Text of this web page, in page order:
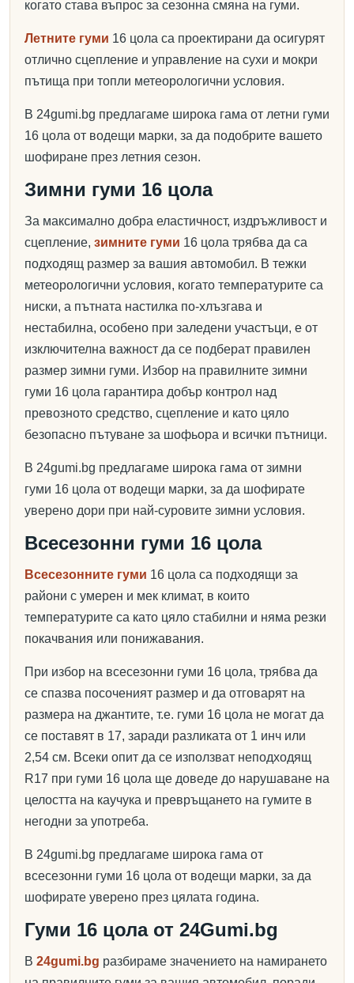
когато става въпрос за сезонна смяна на гуми.
Летните гуми 16 цола са проектирани да осигурят
отлично сцепление и управление на сухи и мокри
пътища при топли метеорологични условия.
В 24gumi.bg предлагаме широка гама от летни гуми
16 цола от водещи марки, за да подобрите вашето
шофиране през летния сезон.
Зимни гуми 16 цола
За максимално добра еластичност, издръжливост и
сцепление, зимните гуми 16 цола трябва да са
подходящ размер за вашия автомобил. В тежки
метеорологични условия, когато температурите са
ниски, а пътната настилка по-хлъзгава и
нестабилна, особено при заледени участъци, е от
изключителна важност да се подберат правилен
размер зимни гуми. Избор на правилните зимни
гуми 16 цола гарантира добър контрол над
превозното средство, сцепление и като цяло
безопасно пътуване за шофьора и всички пътници.
В 24gumi.bg предлагаме широка гама от зимни
гуми 16 цола от водещи марки, за да шофирате
уверено дори при най-суровите зимни условия.
Всесезонни гуми 16 цола
Всесезонните гуми 16 цола са подходящи за
райони с умерен и мек климат, в които
температурите са като цяло стабилни и няма резки
покачвания или понижавания.
При избор на всесезонни гуми 16 цола, трябва да
се спазва посоченият размер и да отговарят на
размера на джантите, т.е. гуми 16 цола не могат да
се поставят в 17, заради разликата от 1 инч или
2,54 см. Всеки опит да се използват неподходящ
R17 при гуми 16 цола ще доведе до нарушаване на
целостта на каучука и превръщането на гумите в
негодни за употреба.
В 24gumi.bg предлагаме широка гама от
всесезонни гуми 16 цола от водещи марки, за да
шофирате уверено през цялата година.
Гуми 16 цола от 24Gumi.bg
В 24gumi.bg разбираме значението на намирането